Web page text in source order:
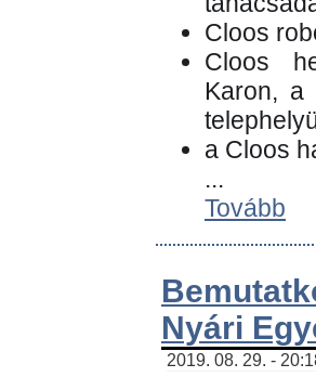
Cloos
Cloos
Karon, a
a Cloos
...
Tovább
Nyári
2019. 08. 29. -